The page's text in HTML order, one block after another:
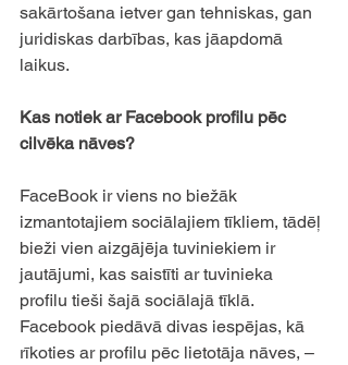
sakārtošana ietver gan tehniskas, gan
juridiskas darbības, kas jāapdomā
laikus.
Kas notiek ar Facebook profilu pēc
cilvēka nāves?
FaceBook ir viens no biežāk
izmantotajiem sociālajiem tīkliem, tādēļ
bieži vien aizgājēja tuviniekiem ir
jautājumi, kas saistīti ar tuvinieka
profilu tieši šajā sociālajā tīklā.
Facebook piedāvā divas iespējas, kā
rīkoties ar profilu pēc lietotāja nāves, –